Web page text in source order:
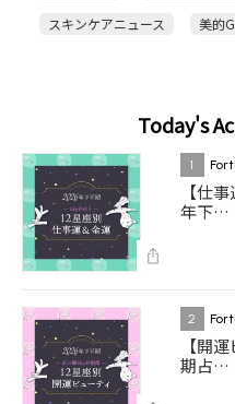
スキンケアニュース
美的
Today's
1
【仕
年下…
2
【開
期占…